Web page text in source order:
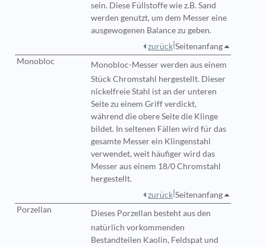
sein. Diese Füllstoffe wie z.B. Sand
werden genutzt, um dem Messer eine
ausgewogenen Balance zu geben.
zurück Seitenanfang
Monobloc
Monobloc-Messerwerden aus einem
Stück Chromstahl hergestellt. Dieser
nickelfreie Stahl ist an der unteren
Seite zu einem Griff verdickt,
während die obere Seite die Klinge
bildet. In seltenen Fällen wird für das
gesamte Messer ein Klingenstahl
verwendet, weit häufiger wird das
Messer aus einem 18/0 Chromstahl
hergestellt.
zurück Seitenanfang
Porzellan
Dieses Porzellan besteht aus den
natürlich vorkommenden
Bestandteilen Kaolin, Feldspat und